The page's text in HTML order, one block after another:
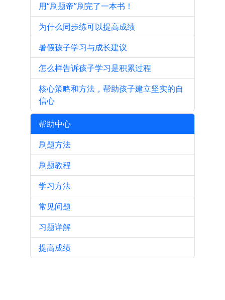
用“刷题帝”刷完了一本书！
为什么同步练可以提高成绩
暑假孩子学习与成长建议
怎么样告诉孩子学习是积累过程
核心策略和方法，帮助孩子建立坚实的自
信心
帮助中心
刷题方法
刷题教程
学习方法
常见问题
习题详解
提高成绩